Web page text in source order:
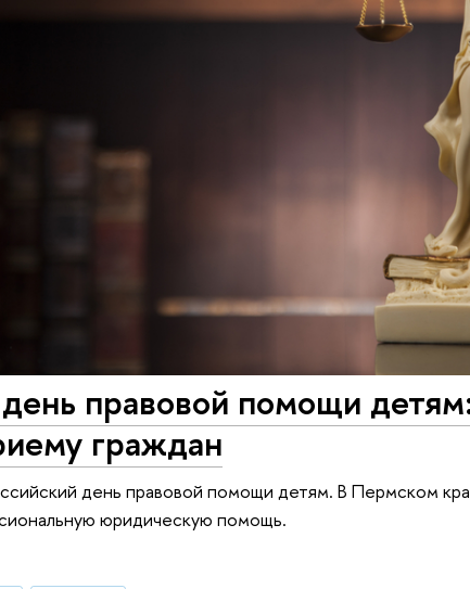
правовой помощи
граждан
день правовой помощи детям. В Пермском
юридическую помощь.